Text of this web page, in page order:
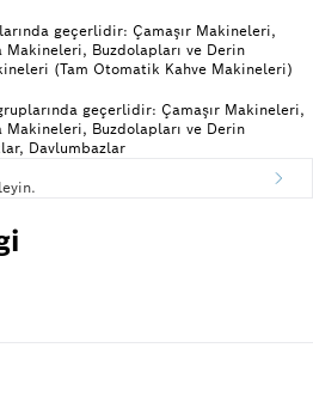
geçerlidir: Çamaşır Makineleri,
Makineleri, Buzdolapları ve Derin
(Tam Otomatik Kahve Makineleri)
geçerlidir: Çamaşır Makineleri,
Makineleri, Buzdolapları ve Derin
Davlumbazlar